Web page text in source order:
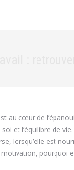
au cœur de
et l’équilibre de
lorsqu’elle est
motivation,